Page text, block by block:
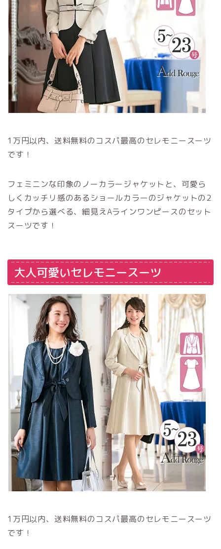
1万円以内、送料無料のコスパ最高のセレモニースーツ
です！
フェミニンな印象のノーカラージャケットと、可愛ら
しくカッチリ感のあるショールカラーのジャケットの2
タイプから選べる、細見えAラインワンピースのセット
スーツです！
大人可愛いセレモニースーツ
1万円以内、送料無料のコスパ最高のセレモニースーツ
です！